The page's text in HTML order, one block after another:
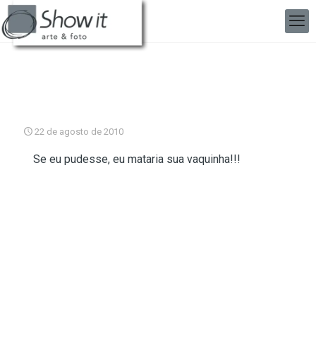
22 de agosto de 2010
Se eu pudesse, eu mataria sua vaquinha!!!